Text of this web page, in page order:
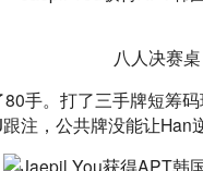
八人决赛桌
手。打了三手牌短筹
注，公共牌没能让Han